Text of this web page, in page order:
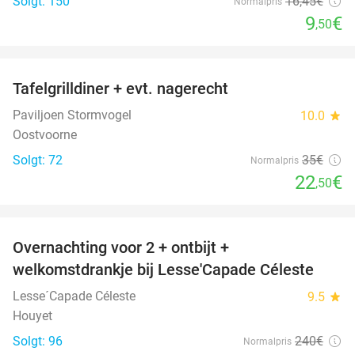
9,50€
Tafelgrilldiner + evt. nagerecht
Paviljoen Stormvogel 10.0 star
Oostvoorne
Solgt: 72
Normalpris 35€
22,50€
Overnachting voor 2 + ontbijt +
welkomstdrankje bij Lesse'Capade Céleste
Lesse´Capade Céleste 9.5 star
Houyet
Solgt: 96
Normalpris 240€